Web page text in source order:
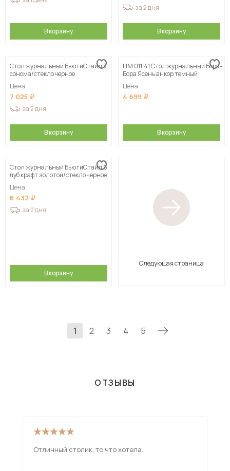
В корзину
за 2 дня
В корзину
Стол журнальный БьютиСтайл 5
сонома/стекло черное
Цена
7 025
за 2 дня
В корзину
НМ 011.41 Стол журнальный Бора-
Бора Ясень анкор темный
Цена
4 699
В корзину
Стол журнальный БьютиСтайл 6
дуб крафт золотой/стекло черное
Цена
6 432
за 2 дня
В корзину
Следующая страница
1 2 3 4 5
ОТЗЫВЫ
Отличный столик, то что хотела.